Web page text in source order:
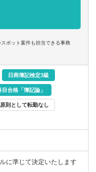
ポット案件も担当できる事務
日商簿記検定3級
合格「簿記論」
原則として転勤なし
に準じて決定いたします
）